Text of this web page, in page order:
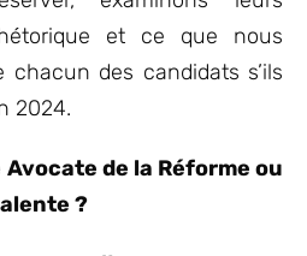
et ce que nous
des candidats s’ils
2024.
Avocate de la Réforme ou
?